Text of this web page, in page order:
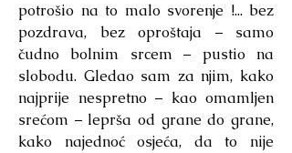
potrošio na to malo svorenje !... bez
pozdrava, bez oproštaja – samo
čudno bolnim srcem – pustio na
slobodu. Gledao sam za njim, kako
najprije nespretno – kao omamljen
srećom – leprša od grane do grane,
kako najednoć osjeća, da to nije